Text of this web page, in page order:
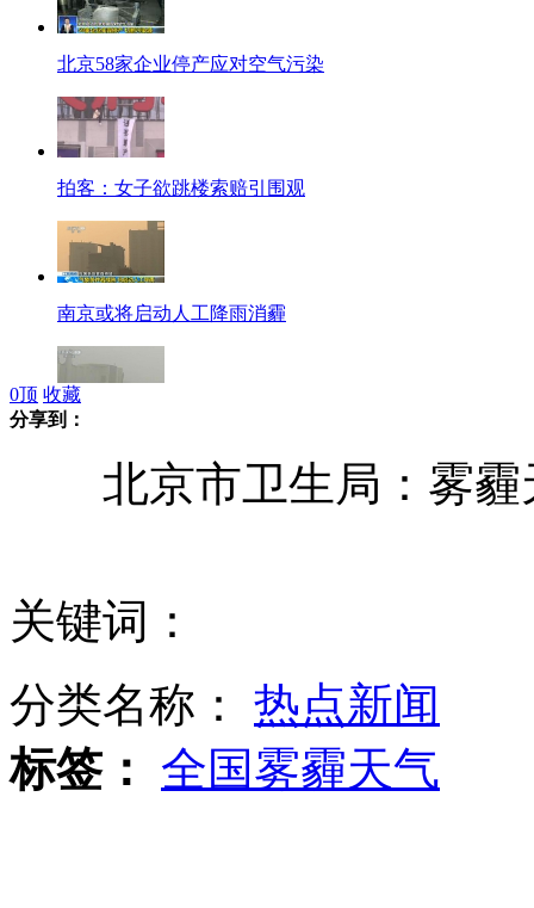
北京58家企业停产应对空气污染
拍客：女子欲跳楼索赔引围观
南京或将启动人工降雨消霾
拍客：轿车疯狂碾压一对男女
0顶 收藏
分享到：
北京市卫生局：雾霾
关键词：
分类名称： 热点新闻
标签：
全国雾霾天气